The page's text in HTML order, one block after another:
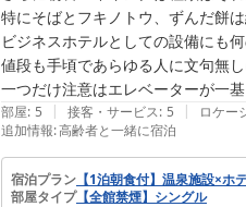
特にそばとフキノトウ、ずんだ餅は
ビジネスホテルとしての設備にも何
値段も手頃であらゆる人に文句無し
一つだけ注意はエレベーターが一
部屋: 5 | 接客・サービス: 5 | ロケー
追加情報:高齢者と一緒に宿泊
宿泊プラン 【1泊朝食付】温泉施設×ホ
部屋タイプ【全館禁煙】シングル